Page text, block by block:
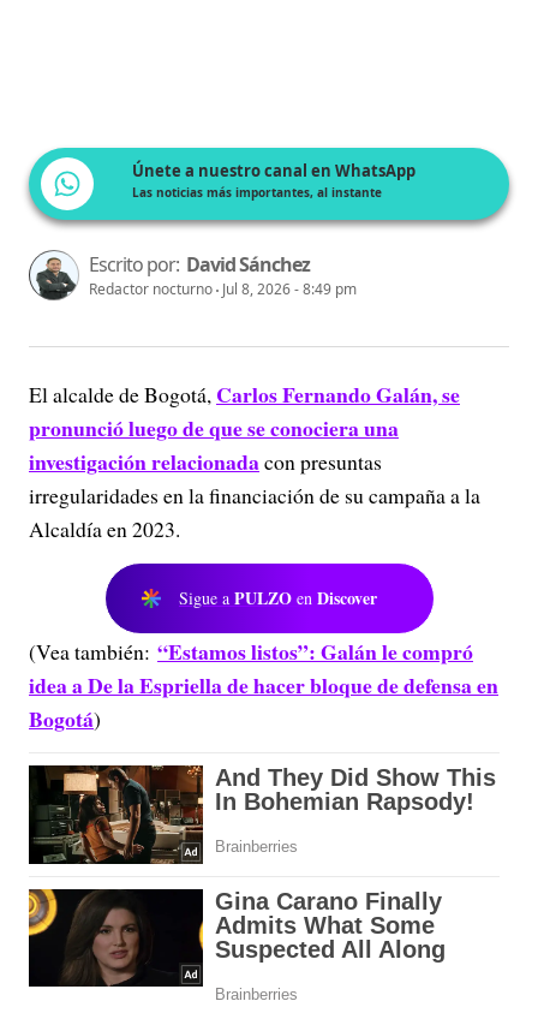
Únete a nuestro canal en WhatsApp
Las noticias más importantes, al instante
Escrito por: David Sánchez
Redactor nocturno Jul 8, 2026 - 8:49 pm
El alcalde de Bogotá, Carlos Fernando Galán, se
pronunció luego de que se conociera una
investigación relacionadacon presuntas
irregularidades en la financiación de su campaña a la
Alcaldía en 2023.
Sigue a PULZO en Discover
(Vea también: “Estamos listos”: Galán le compró
idea a De la Espriella de hacer bloque de defensa en
Bogotá)